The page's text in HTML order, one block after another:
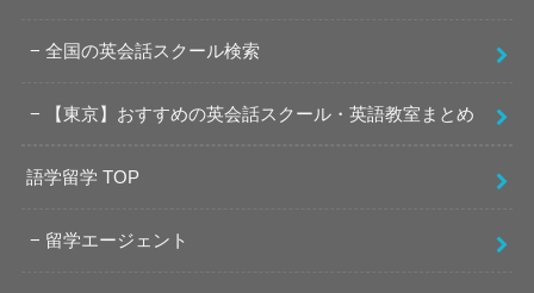
全国の英会話スクール検索
【東京】おすすめの英会話スクール・英語教室まとめ
語学留学 TOP
留学エージェント